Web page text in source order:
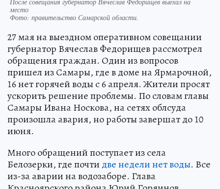
место
Фото: правительство Самарской области.
27 мая на выездном оперативном совещании
губернатор Вячеслав Федорищев рассмотрел
обращения граждан. Один из вопросов
пришел из Самары, где в доме на Ярмарочной,
16 нет горячей воды с 6 апреля. Жители просят
ускорить решение проблемы. По словам главы
Самары Ивана Носкова, на сетях облсуда
произошла авария, но работы завершат до 10
июня.
Много обращений поступает из села
Белозерки, где почти две недели нет воды. Все
из-за аварии на водозаборе. Глава